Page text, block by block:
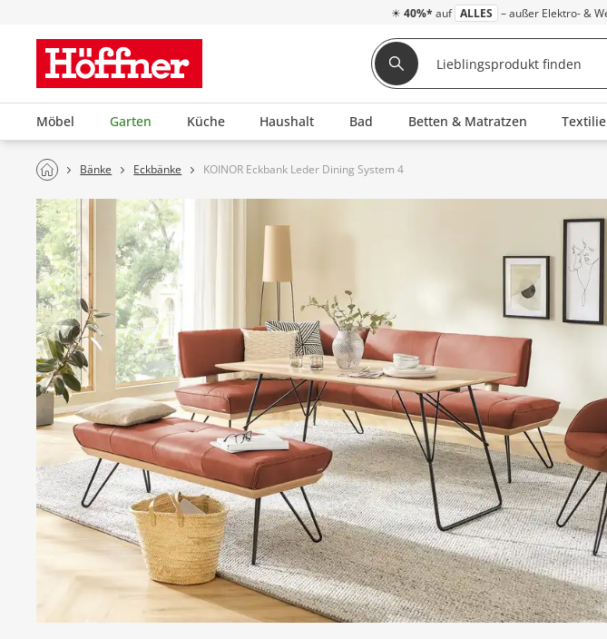
☀ 40%* auf ALLES – außer Elektro- &
Möbel Garten Küche Haushalt Bad Betten & Matratzen
Bänke Eckbänke KOINOR Eckbank Leder Dining System 4